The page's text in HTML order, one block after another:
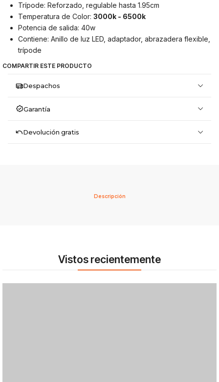
Trípode: Reforzado, regulable hasta 1.95cm
Temperatura de Color:3000k - 6500k
Potencia de salida: 40w
Contiene: Anillo de luz LED, adaptador, abrazadera flexible,
trípode
COMPARTIR ESTE PRODUCTO
Despachos
Garantía
Devolución gratis
Descripción
Vistos recientemente